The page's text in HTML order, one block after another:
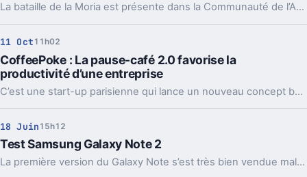
La bataille de la Moria est présente dans la Communauté de l’Anneau.
11 Oct 11h02
CoffeePoke : La pause-café 2.0 favorise la
productivité d’une entreprise
C’est une start-up parisienne qui lance un nouveau concept baptisé CoffeePoke.
18 Juin 15h12
Test Samsung Galaxy Note 2
La première version du Galaxy Note s’est très bien vendue malgré quelques points négatifs (lire notre test : Samsung Galaxy Note : osez le gigantisme). Samsung revient donc avec un successeur amélioré doté de plusieurs nouveautés. Le produit du Coréen propose un poids de 180 grammes avec des mesures assez imposantes 15.1 x 8 x 0.94 cm. Voici notre test.